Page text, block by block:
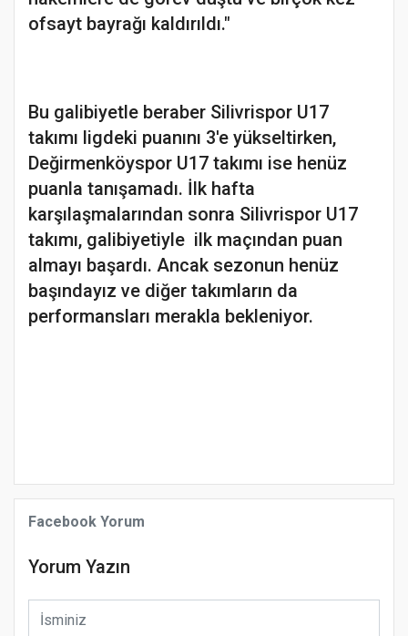
ofsayt bayrağı kaldırıldı."
Bu galibiyetle beraber Silivrispor U17
takımı ligdeki puanını 3'e yükseltirken,
Değirmenköyspor U17 takımı ise henüz
puanla tanışamadı. İlk hafta
karşılaşmalarından sonra Silivrispor U17
takımı, galibiyetiyle ilk maçından puan
almayı başardı. Ancak sezonun henüz
başındayız ve diğer takımların da
performansları merakla bekleniyor.
Facebook Yorum
Yorum Yazın